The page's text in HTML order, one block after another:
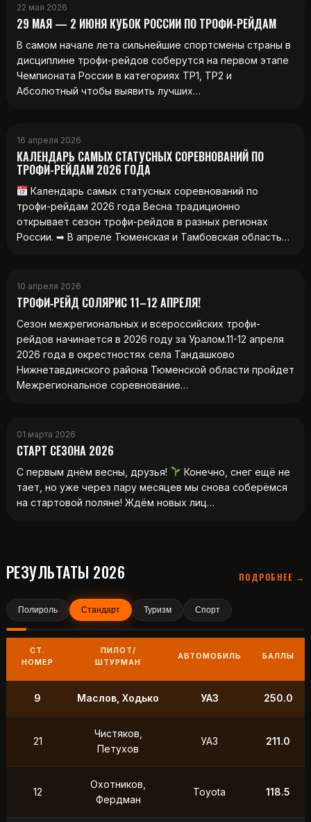
22 мая 2026
29 МАЯ — 2 ИЮНЯ КУБОК РОССИИ ПО ТРОФИ-РЕЙДАМ
В самом начале лета сильнейшие спортсмены страны в
дисциплине трофи-рейдов соберутся на первом этапе
Чемпионата России в категориях ТР1, ТР2 и
Абсолютный чтобы выявить лучших…
16 апреля 2026
КАЛЕНДАРЬ САМЫХ СТАТУСНЫХ СОРЕВНОВАНИЙ ПО
ТРОФИ-РЕЙДАМ 2026 ГОДА
Календарь самых статусных соревнований по
трофи-рейдам 2026 года Весна традиционно
открывает сезон трофи-рейдов в разных регионах
России. ➡ В апреле Тюменская и Тамбовская область…
10 апреля 2026
ТРОФИ‑РЕЙД СОЛЯРИС 11–12 АПРЕЛЯ!
Сезон межрегиональных и всероссийских трофи-
рейдов начинается в 2026 году за Уралом.11-12 апреля
2026 года в окрестностях села Тандашково
Нижнетавдинского района Тюменской области пройдет
Межрегиональное соревнование…
01 марта 2026
СТАРТ СЕЗОНА 2026
С первым днём весны, друзья!
Конечно, снег ещё не
тает, но уже через пару месяцев мы снова соберёмся
на стартовой поляне! Ждём новых лиц…
РЕЗУЛЬТАТЫ 2026 ПОДРОБНЕЕ →
Полироль Стандарт Туризм Спорт
СТ.
НОМЕР
ПИЛОТ/
ШТУРМАН
АВТОМОБИЛЬ БАЛЛЫ
9 Маслов, Ходько УАЗ 250.0
21
Чистяков,
Петухов
УАЗ 211.0
12
Охотников,
Фердман
Toyota 118.5